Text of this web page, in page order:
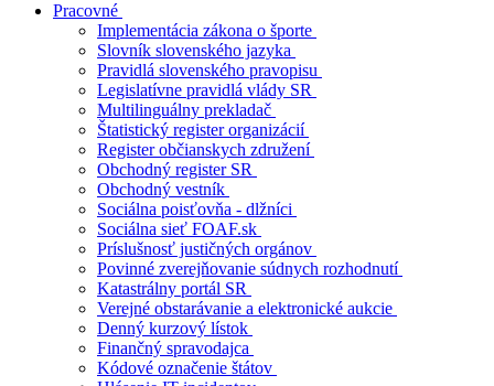
Pracovné
Implementácia zákona o športe
Slovník slovenského jazyka
Pravidlá slovenského pravopisu
Legislatívne pravidlá vlády SR
Multilinguálny prekladač
Štatistický register organizácií
Register občianskych združení
Obchodný register SR
Obchodný vestník
Sociálna poisťovňa - dlžníci
Sociálna sieť FOAF.sk
Príslušnosť justičných orgánov
Povinné zverejňovanie súdnych rozhodnutí
Katastrálny portál SR
Verejné obstarávanie a elektronické aukcie
Denný kurzový lístok
Finančný spravodajca
Kódové označenie štátov